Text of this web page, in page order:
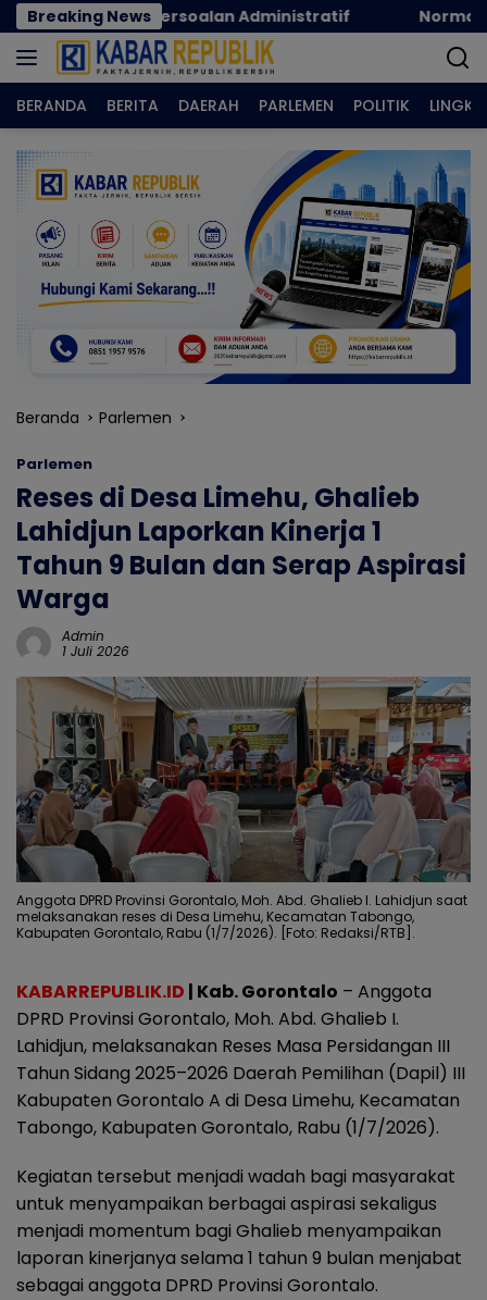
Langsung
ke
konten
Breaking News
Persoalan Administratif Norman Joesoef
BERANDA BERITA DAERAH PARLEMEN POLITIK
Beranda Parlemen
Parlemen
Reses di Desa Limehu, Ghalieb
Lahidjun Laporkan Kinerja 1
Tahun 9 Bulan dan Serap Aspirasi
Warga
Admin
1 Juli 2026
Anggota DPRD Provinsi Gorontalo, Moh. Abd. Ghalieb I. Lahidjun saat
melaksanakan reses di Desa Limehu, Kecamatan Tabongo,
Kabupaten Gorontalo, Rabu (1/7/2026). [Foto: Redaksi/RTB].
KABARREPUBLIK.ID | Kab. Gorontalo – Anggota
DPRD Provinsi Gorontalo, Moh. Abd. Ghalieb I.
Lahidjun, melaksanakan Reses Masa Persidangan III
Tahun Sidang 2025–2026 Daerah Pemilihan (Dapil) III
Kabupaten Gorontalo A di Desa Limehu, Kecamatan
Tabongo, Kabupaten Gorontalo, Rabu (1/7/2026).
Kegiatan tersebut menjadi wadah bagi masyarakat
untuk menyampaikan berbagai aspirasi sekaligus
menjadi momentum bagi Ghalieb menyampaikan
laporan kinerjanya selama 1 tahun 9 bulan menjabat
sebagai anggota DPRD Provinsi Gorontalo.